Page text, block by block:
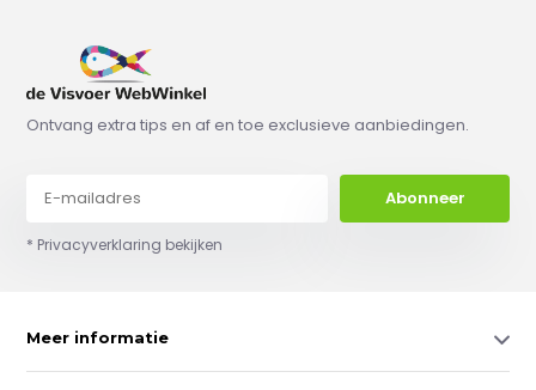
Ontvang extra tips en af en toe exclusieve aanbiedingen.
Abonneer
* Privacyverklaring bekijken
Meer informatie